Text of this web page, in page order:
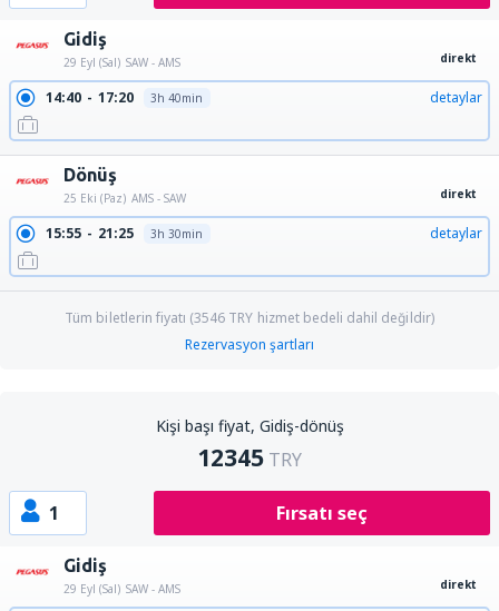
Gidiş
29 Eyl (Sal) SAW - AMS direkt
14:40 17:20 3h 40min detaylar
Dönüş
25 Eki (Paz) AMS - SAW direkt
15:55 21:25 3h 30min detaylar
Tüm biletlerin fiyatı (3546 TRY hizmet bedeli dahil değildir)
Rezervasyon şartları
Kişi başı fiyat, Gidiş-dönüş
12345 TRY
1 Fırsatı seç
Gidiş
29 Eyl (Sal) SAW - AMS direkt